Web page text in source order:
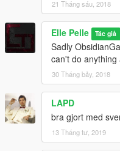
21 Tháng sáu, 2018
Elle Pelle Tác giả
Sadly
can't do anything
30 Tháng bảy, 2018
LAPD
bra gjort med
13 Tháng tư, 2019